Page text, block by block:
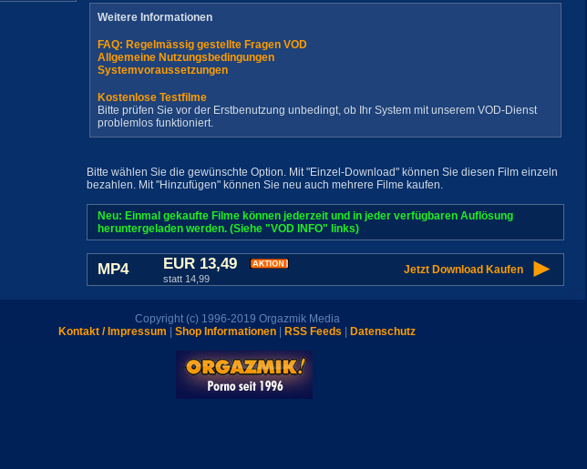
Weitere Informationen
FAQ: Regelmässig gestellte Fragen VOD
Allgemeine Nutzungsbedingungen
Systemvoraussetzungen
Kostenlose Testfilme
Bitte prüfen Sie vor der Erstbenutzung unbedingt, ob Ihr System mit unserem VOD-Dienst
problemlos funktioniert.
Bitte wählen Sie die gewünschte Option. Mit "Einzel-Download" können Sie diesen Film einzeln
bezahlen. Mit "Hinzufügen" können Sie neu auch mehrere Filme kaufen.
Neu: Einmal gekaufte Filme können jederzeit und in jeder verfügbaren Auflösung
heruntergeladen werden. (Siehe "VOD INFO" links)
MP4 EUR 13,49
statt 14,99
Jetzt Download Kaufen
Copyright (c) 1996-2019 Orgazmik Media
Kontakt / Impressum
Shop Informationen RSS Feeds Datenschutz